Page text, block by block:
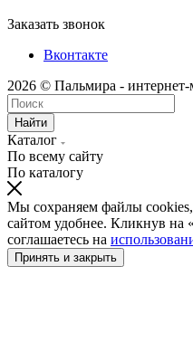
Заказать звонок
Вконтакте
2026 © Пальмира - интернет-
Найти
Каталог
По всему сайту
По каталогу
Мы сохраняем файлы cookies,
сайтом удобнее. Кликнув на
соглашаетесь на
Принять и закрыть